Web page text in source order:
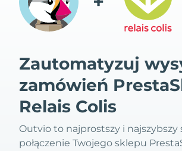
Zautomatyzuj
zamówień
Relais Colis
Outvio to najprostszy i najszybszy
połączenie Twojego sklepu